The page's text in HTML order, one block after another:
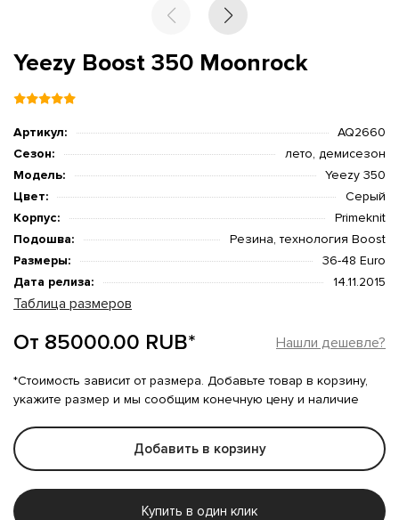
Yeezy Boost 350 Moonrock
Артикул:
AQ2660
Сезон:
лето, демисезон
Модель:
Yeezy 350
Цвет:
Серый
Корпус:
Primeknit
Подошва:
Резина, технология Boost
Размеры:
36-48 Euro
Дата релиза:
14.11.2015
Таблица размеров
От 85000.00 RUB* Нашли дешевле?
*Стоимость зависит от размера. Добавьте товар в корзину,
укажите размер и мы сообщим конечную цену и наличие
Добавить в корзину
Купить в один клик